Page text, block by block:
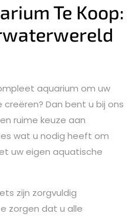
Te Koop:
aquarium om uw
Dan bent u bij ons
ruime keuze aan
wat u nodig heeft om
uw eigen aquatische
zijn zorgvuldig
zorgen dat u alle